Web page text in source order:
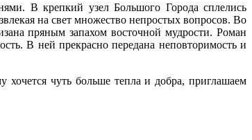
В крепкий узел Большого Города сплелись
на свет множество непростых вопросов. Во
пряным запахом восточной мудрости. Роман
В ней прекрасно передана неповторимость и
хочется чуть больше тепла и добра, приглашаем